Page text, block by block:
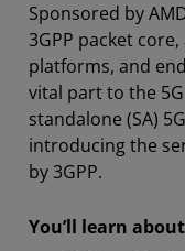
Sponsored by
3GPP packet
platforms, and
vital part to the
standalone (SA)
introducing the
by 3GPP.
You’ll learn